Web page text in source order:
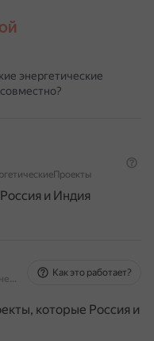
энергетические
и Индия
На основе источников, возможны неточности
Как это работает?
которые Россия и